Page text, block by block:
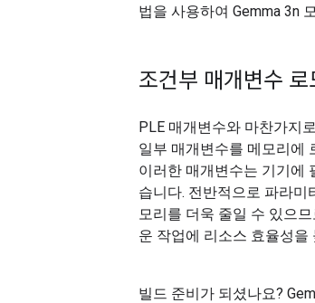
법을 사용하여 Gemma 3n
조건부 매개변수 로
PLE 매개변수와 마찬가지
일부 매개변수를 메모리에
이러한 매개변수는 기기에
습니다. 전반적으로 파라미
모리를 더욱 줄일 수 있으
운 작업에 리소스 효율성을
빌드 준비가 되셨나요?